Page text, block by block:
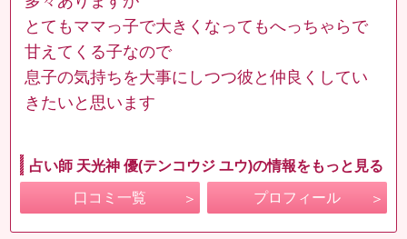
とてもママっ子で大きくなってもへっちゃらで
甘えてくる子なので
息子の気持ちを大事にしつつ彼と仲良くしてい
きたいと思います
占い師 天光神 優(テンコウジ ユウ)の情報をもっと見る
口コミ一覧 プロフィール